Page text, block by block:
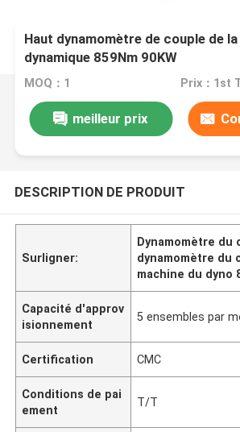
Haut dynamomètre de couple de
dynamique 859Nm 90KW
MOQ：1
meilleur prix
DESCRIPTION DE PRODUIT
Surligner:
Dynamomètre du
dynamomètre du
machine du dyno
Capacité d'approv
isionnement
5 ensembles par
Certification CMC
Conditions de pai
ement
T/T